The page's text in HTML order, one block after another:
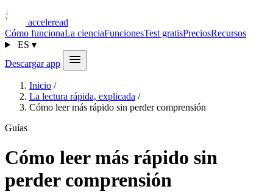
acceleread
Cómo funcionaLa cienciaFuncionesTest gratisPreciosRecursos
ES ▾
Descargar app
Inicio /
La lectura rápida, explicada /
Cómo leer más rápido sin perder comprensión
Guías
Cómo leer más rápido sin
perder comprensión